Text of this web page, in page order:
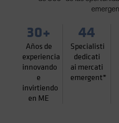
30+
Años de
experiencia
innovando
e
invirtiendo
en ME
44
Specialisti
dedicati
ai mercati
emergent*